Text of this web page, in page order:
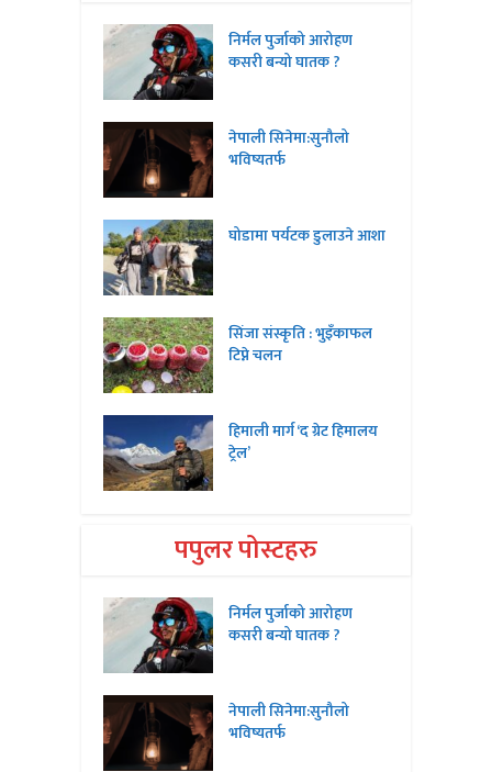
निर्मल पुर्जाको आरोहण
कसरी बन्यो घातक ?
नेपाली सिनेमा:सुनौलो
भविष्यतर्फ
घोडामा पर्यटक डुलाउने आशा
सिंजा संस्कृति : भुइँकाफल
टिप्ने चलन
हिमाली मार्ग ‘द ग्रेट हिमालय
ट्रेल’
पपुलर पोस्टहरु
निर्मल पुर्जाको आरोहण
कसरी बन्यो घातक ?
नेपाली सिनेमा:सुनौलो
भविष्यतर्फ